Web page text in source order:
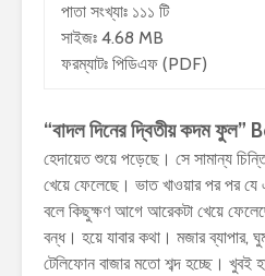
পাতা সংখ্যাঃ ১১১ টি
সাইজঃ 4.68 MB
ফরম্যাটঃ পিডিএফ (PDF)
“বাদল দিনের দ্বিতীয় কদম
হেদায়েত শুয়ে পড়েছে। সে সামান্য
খেয়ে ফেলেছে। ভাত খাওয়ার পর পর যে
বলে কিছুক্ষণ আগে আরেকটা খেয়ে
বন্ধ। হয়ে যাবার কথা। মজার ব্যাপার,
টেলিফোন বাজার মতো শব্দ হচ্ছে। খুবই